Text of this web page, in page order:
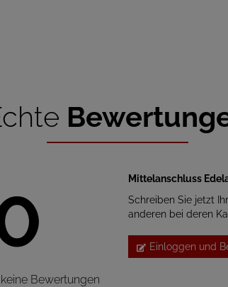
Bewertungen
Mittelanschluss
Schreiben Sie jetzt
anderen bei deren
Einloggen und